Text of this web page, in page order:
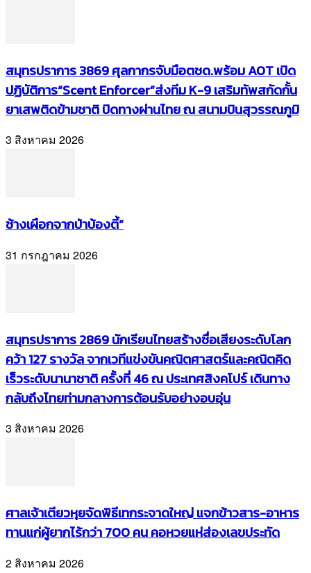
สมุทรปราการ 3869 ศุลกากรจับมือตชด.พร้อม AOT เปิด
ปฏิบัติการ“Scent Enforcer”ส่งทีม K-9 เสริมทัพสกัดกั้น
ยาเสพติดข้ามชาติ ปิดทางผ่านไทย ณ สนามบินสุวรรณภูมิ
3 สิงหาคม 2026
ช้างเผือกจากป่าบ้องตี้”
31 กรกฎาคม 2026
สมุทรปราการ 2869 นักเรียนไทยสร้างชื่อเสียงระดับโลก
คว้า 127 รางวัล จากเวทีแข่งขันคณิตศาสตร์และคณิตคิด
เร็วระดับนานาชาติ ครั้งที่ 46 ณ ประเทศสิงคโปร์ เดินทาง
กลับถึงไทยท่ามกลางการต้อนรับอย่างอบอุ่น
3 สิงหาคม 2026
ศาลเจ้าเตียวหุยจัดพิธีเทกระจาดใหญ่ แจกข้าวสาร-อาหาร
ทานแก่ผู้ยากไร้กว่า 700 คน คอหวยแห่ส่องเลขประทัด
2 สิงหาคม 2026